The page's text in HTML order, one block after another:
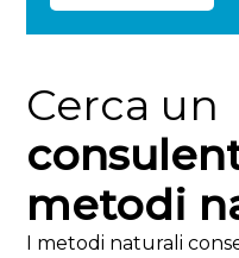
Cerca un
metodi
I metodi naturali